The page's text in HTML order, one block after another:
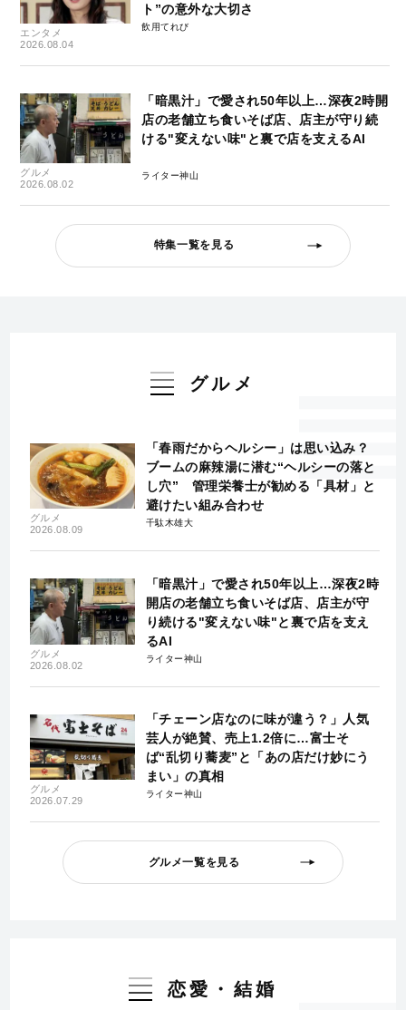
エンタメ
2026.08.04
ト”の意外な大切さ
飲用てれび
グルメ
2026.08.02
「暗黒汁」で愛され50年以上…深夜2時開
店の老舗立ち食いそば店、店主が守り続
ける"変えない味"と裏で店を支えるAI
ライター神山
特集一覧を見る
グルメ
グルメ
2026.08.09
「春雨だからヘルシー」は思い込み？
ブームの麻辣湯に潜む“ヘルシーの落と
し穴” 管理栄養士が勧める「具材」と
避けたい組み合わせ
千駄木雄大
グルメ
2026.08.02
「暗黒汁」で愛され50年以上…深夜2時
開店の老舗立ち食いそば店、店主が守
り続ける"変えない味"と裏で店を支え
るAI
ライター神山
グルメ
2026.07.29
「チェーン店なのに味が違う？」人気
芸人が絶賛、売上1.2倍に…富士そ
ば“乱切り蕎麦”と「あの店だけ妙にう
まい」の真相
ライター神山
グルメ一覧を見る
恋愛・結婚